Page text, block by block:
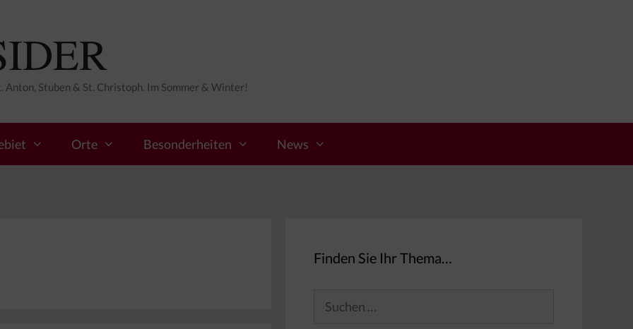
Stuben & St. Christoph. Im Sommer & Winter!
Orte Besonderheiten News
Finden Sie Ihr Thema…